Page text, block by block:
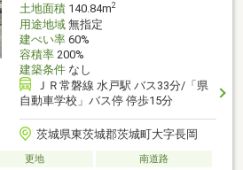
土地面積140.84m2
用途地域無指定
建ぺい率60%
容積率200%
建築条件なし
ＪＲ常磐線 水戸駅 バス33分/「県
自動車学校」バス停 停歩15分
茨城県東茨城郡茨城町大字長岡
更地 南道路